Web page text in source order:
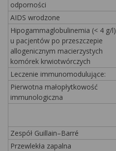
odporności
AIDS wrodzone
Hipogammaglobulinemia (< 4 g/l)
u pacjentów po przeszczepie
allogenicznym macierzystych
komórek krwiotwórczych
Leczenie immunomodulujące:
Pierwotna małopłytkowość
immunologiczna
Zespół Guillain–Barré
Przewlekła zapalna